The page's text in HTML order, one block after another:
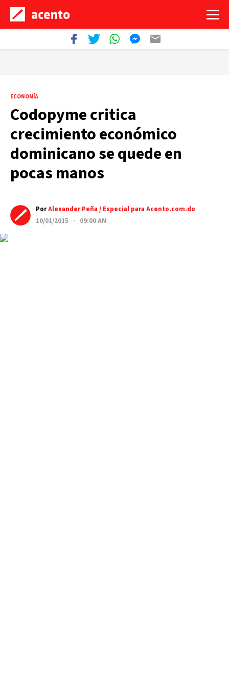
ECONOMÍA
Codopyme critica
crecimiento económico
dominicano se quede en
pocas manos
PorAlexander Peña / Especial para Acento.com.do
10/01/2015 · 09:00 AM